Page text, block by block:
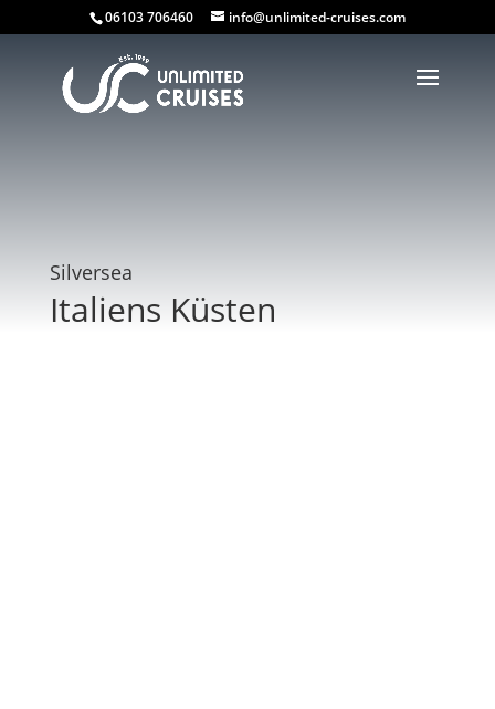
06103 706460 info@unlimited-cruises.com
Silversea
Italiens Küsten